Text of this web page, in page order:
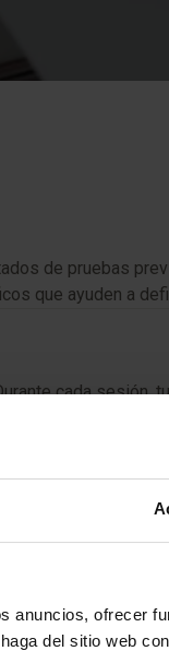
anuncios, ofrecer
del sitio web
de pruebas
que ayuden a
cada
y tu
los resultados